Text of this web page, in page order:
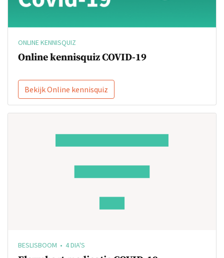
ONLINE KENNISQUIZ
Online kennisquiz COVID-19
Bekijk Online kennisquiz
BESLISBOOM • 4 DIA'S